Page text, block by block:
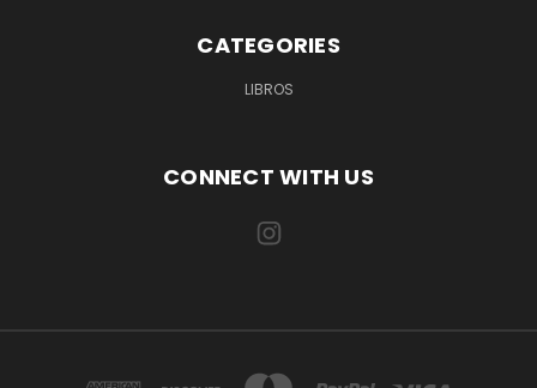
CATEGORIES
LIBROS
CONNECT WITH US